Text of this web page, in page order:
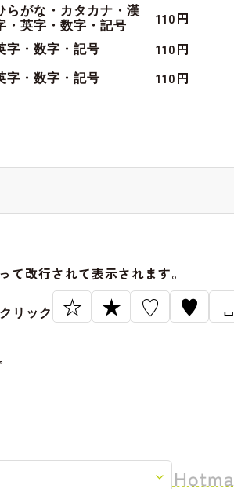
らがな・カタカナ・漢
・英字・数字・記号
110円
字・数字・記号 110円
字・数字・記号 110円
改行されて表示されます。
リック ☆ ★ ♡ ♥ ␣